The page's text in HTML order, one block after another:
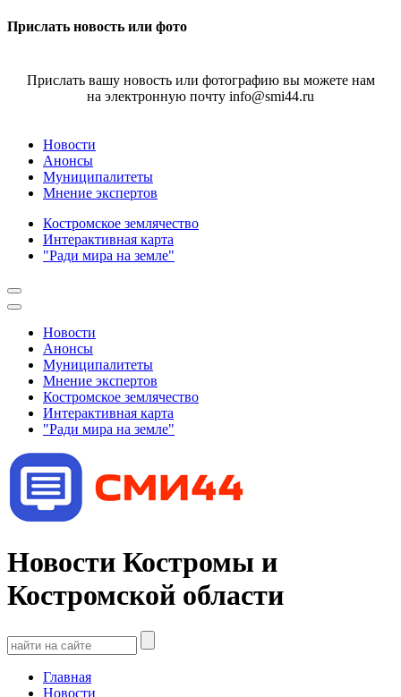
Прислать новость или фото
Прислать вашу новость или фотографию вы можете нам
на электронную почту info@smi44.ru
Новости
Анонсы
Муниципалитеты
Мнение экспертов
Костромское землячество
Интерактивная карта
"Ради мира на земле"
Новости
Анонсы
Муниципалитеты
Мнение экспертов
Костромское землячество
Интерактивная карта
"Ради мира на земле"
Новости Костромы и
Костромской области
Главная
Новости